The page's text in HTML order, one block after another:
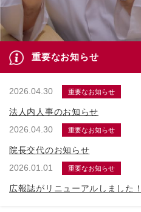
重要なお知らせ
2026.04.30 重要なお知らせ
法人内人事のお知らせ
2026.04.30
重要なお知らせ
院長交代のお知らせ
2026.01.01
重要なお知らせ
広報誌がリニューアルしました！